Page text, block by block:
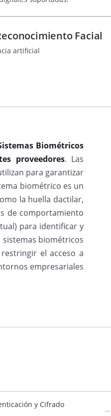
Facial
artificial
Biométricos
proveedores. Las
para garantizar
biométrico es un
la huella dactilar,
de comportamiento
para identificar y
sistemas biométricos
el acceso a
empresariales
y Cifrado
→